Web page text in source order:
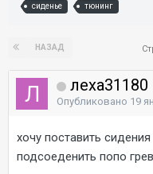
сиденье тюнинг
НАЗАД
леха31180
Опубликовано 19
хочу поставить
подсоеденить попо